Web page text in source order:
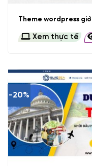
Theme wordpress
Xem thực tế
-20%